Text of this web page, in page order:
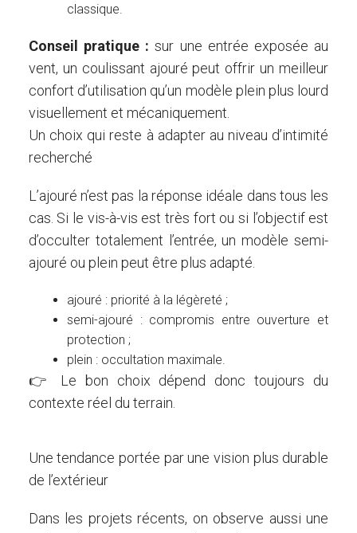
classique.
Conseil pratique : sur une entrée exposée au
vent, un coulissant ajouré peut offrir un meilleur
confort d’utilisation qu’un modèle plein plus lourd
visuellement et mécaniquement.
Un choix qui reste à adapter au niveau d’intimité
recherché
L’ajouré n’est pas la réponse idéale dans tous les
cas. Si le vis-à-vis est très fort ou si l’objectif est
d’occulter totalement l’entrée, un modèle semi-
ajouré ou plein peut être plus adapté.
ajouré : priorité à la légèreté ;
semi-ajouré : compromis entre ouverture et
protection ;
plein : occultation maximale.
👉 Le bon choix dépend donc toujours du
contexte réel du terrain.
Une tendance portée par une vision plus durable
de l’extérieur
Dans les projets récents, on observe aussi une